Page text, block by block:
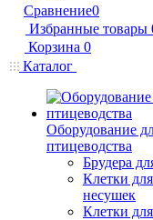
Сравнение0
Избранные товары
Корзина 0
Каталог
Оборудование
птицеводства
Брудера
Клетки
несушек
Клетки